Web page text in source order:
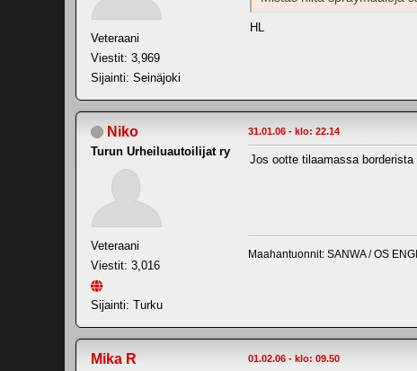
Veteraani
Viestit: 3,969
Sijainti: Seinäjoki
HL
Niko
Turun Urheiluautoilijat ry
Veteraani
Viestit: 3,016
Sijainti: Turku
31.01.06 - klo: 22.14
Jos ootte tilaamassa
Maahantuonnit: SANWA / OS
Mika R 01.02.06 - klo: 09.50